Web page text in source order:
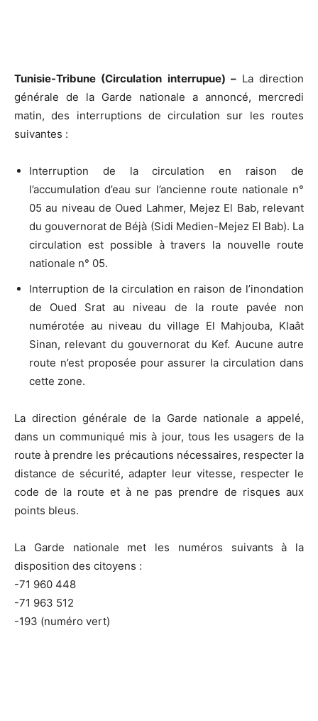
Tunisie-Tribune (Circulation interrupue) – La direction
générale de la Garde nationale a annoncé, mercredi
matin, des interruptions de circulation sur les routes
suivantes :
Interruption de la circulation en raison de
l’accumulation d’eau sur l’ancienne route nationale n°
05 au niveau de Oued Lahmer, Mejez El Bab, relevant
du gouvernorat de Béjà (Sidi Medien-Mejez El Bab). La
circulation est possible à travers la nouvelle route
nationale n° 05.
Interruption de la circulation en raison de l’inondation
de Oued Srat au niveau de la route pavée non
numérotée au niveau du village El Mahjouba, Klaât
Sinan, relevant du gouvernorat du Kef. Aucune autre
route n’est proposée pour assurer la circulation dans
cette zone.
La direction générale de la Garde nationale a appelé,
dans un communiqué mis à jour, tous les usagers de la
route à prendre les précautions nécessaires, respecter la
distance de sécurité, adapter leur vitesse, respecter le
code de la route et à ne pas prendre de risques aux
points bleus.
La Garde nationale met les numéros suivants à la
disposition des citoyens :
-71 960 448
-71 963 512
-193 (numéro vert)